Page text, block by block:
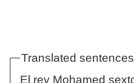
Translated
El rey Mohamed